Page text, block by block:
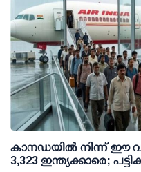
കാനഡയിൽ നിന്ന് ഈ
3,323 ഇന്ത്യക്കാരെ;